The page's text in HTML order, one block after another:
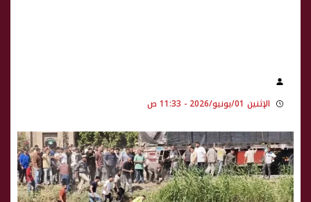
الإثنين 01/يونيو/2026 - 11:33 ص